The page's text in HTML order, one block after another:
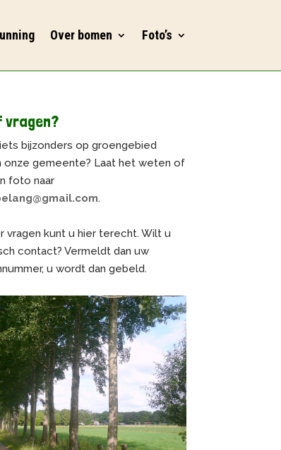
Over bomen Foto’s
vragen?
bijzonders op groengebied
onze gemeente? Laat het weten of
foto naar
.
vragen kunt u hier terecht. Wilt u
contact? Vermeldt dan uw
u wordt dan gebeld.